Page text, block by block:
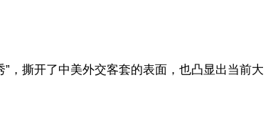
，撕开了中美外交客套的表面，也凸显出当前大